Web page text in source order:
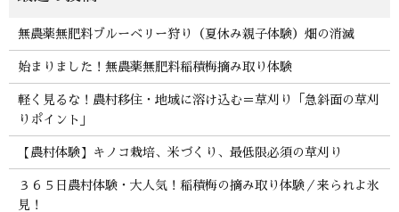
無農薬無肥料ブルーベリー狩り（夏休み親子体験）畑の消滅
始まりました！無農薬無肥料稲積梅摘み取り体験
軽く見るな！農村移住・地域に溶け込む＝草刈り「急斜面の草刈
りポイント」
【農村体験】キノコ栽培、米づくり、最低限必須の草刈り
３６５日農村体験・大人気！稲積梅の摘み取り体験／来られよ氷
見！